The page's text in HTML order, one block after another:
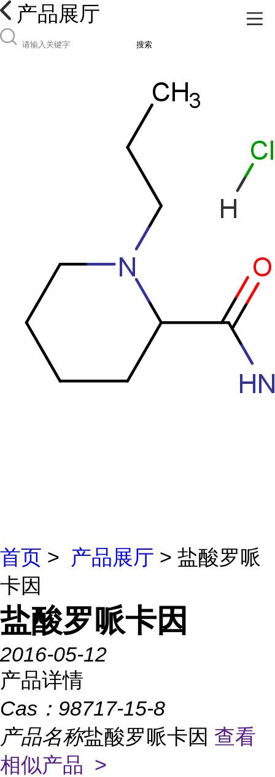
产品展厅
搜索
首页 > 产品展厅 > 盐酸罗哌
卡因
盐酸罗哌卡因
2016-05-12
产品详情
Cas： 98717-15-8
产品名称盐酸罗哌卡因 查看
相似产品 >